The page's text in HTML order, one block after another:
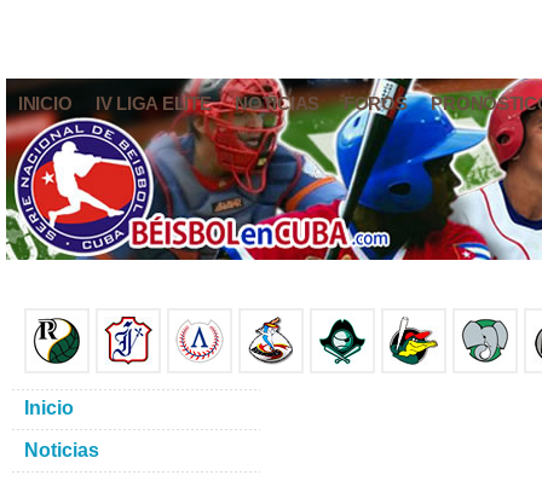
INICIO IV LIGA ELITE NOTICIAS FOROS
Inicio
Noticias